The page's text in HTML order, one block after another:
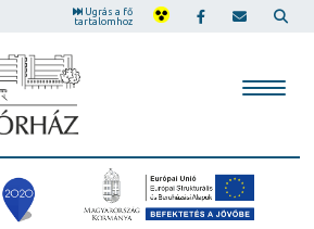
Ugrás a fő
tartalomhoz